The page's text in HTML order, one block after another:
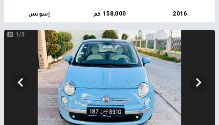
2016 158,000 كم إسونس
1/3